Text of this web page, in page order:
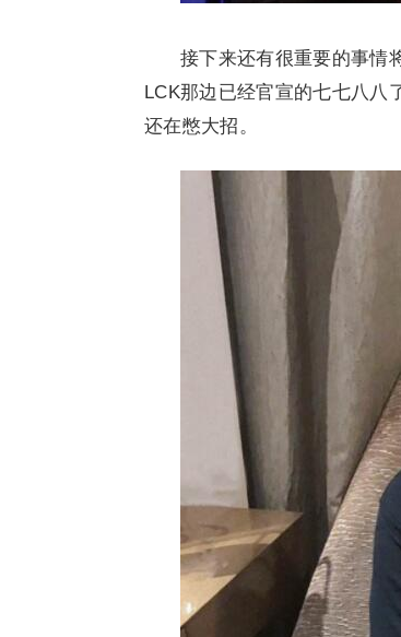
接下来还有很重要的事情
LCK那边已经官宣的七七八八
还在憋大招。